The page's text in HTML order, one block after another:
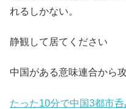
れるしかない。
静観して居てください
中国がある意味連合から
たった10分で中国3都市